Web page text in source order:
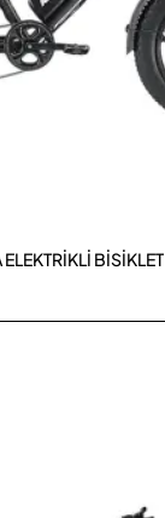
BİSİKLET